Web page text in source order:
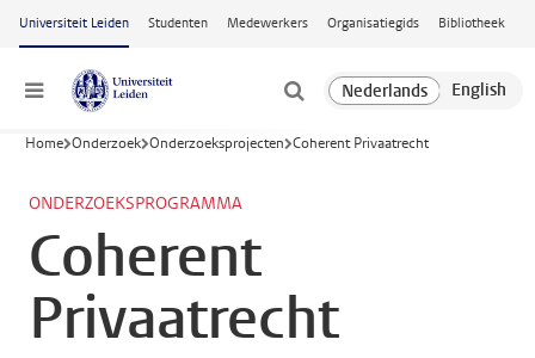
Ga naar hoofdinhoud
Universiteit Leiden Studenten Medewerkers Organisatiegids Bibliotheek
Menu
Home Onderzoek Onderzoeksprojecten Coherent Privaatrecht
ONDERZOEKSPROGRAMMA
Coherent
Privaatrecht